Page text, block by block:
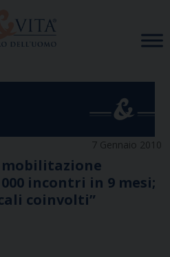
7 Gennaio 2010
mobilitazione
incontri in 9 mesi;
coinvolti”